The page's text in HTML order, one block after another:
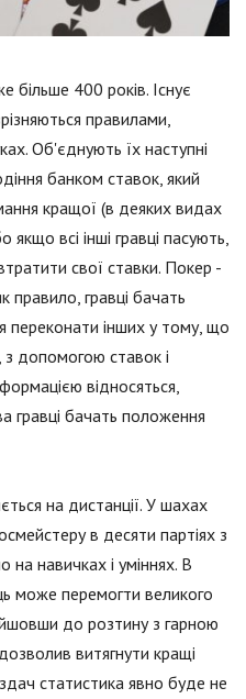
більше 400 років. Існує
правилами,
Об'єднують їх наступні
банком ставок, який
кращої (в деяких видах
якщо всі інші гравці пасують,
свої ставки. Покер -
правило, гравці бачать
переконати інших у тому, що
допомогою ставок і
відносяться,
гравці бачать положення
на дистанції. У шахах
в десяти партіях з
на навичках і уміннях. В
може перемогти великого
до розтину з гарною
витягнути кращі
статистика явно буде не